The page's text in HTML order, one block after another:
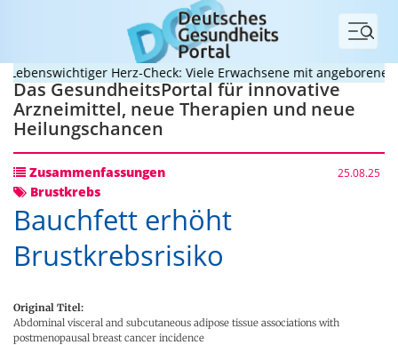
Menü
Herz-Check: Viele Erwachsene mit angeborenem
Das GesundheitsPortal für innovative
Arzneimittel, neue Therapien und neue
Heilungschancen
Zusammenfassungen 25.08.25
Brustkrebs
Bauchfett erhöht
Brustkrebsrisiko
Original Titel:
Abdominal visceral and subcutaneous adipose tissue associations with
postmenopausal breast cancer incidence